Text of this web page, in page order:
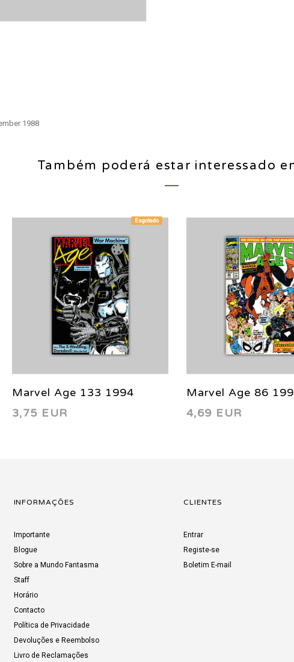
1988
Também poderá estar interessado
Esgotado
Marvel Age 133 1994
3,75 EUR
Marvel Age 86
4,69 EUR
INFORMAÇÕES
Importante
Blogue
Sobre a Mundo Fantasma
Staff
Horário
Contacto
Política de Privacidade
Devoluções e Reembolso
Livro de Reclamações
CLIENTES
Entrar
Registe-se
Boletim E-mail